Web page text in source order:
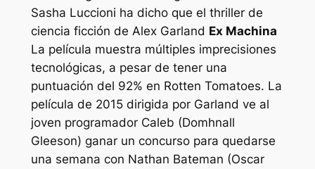
Sasha Luccioni ha dicho que el thriller de
ciencia ficción de Alex Garland Ex Machina
La película muestra múltiples imprecisiones
tecnológicas, a pesar de tener una
puntuación del 92% en Rotten Tomatoes. La
película de 2015 dirigida por Garland ve al
joven programador Caleb (Domhnall
Gleeson) ganar un concurso para quedarse
una semana con Nathan Bateman (Oscar